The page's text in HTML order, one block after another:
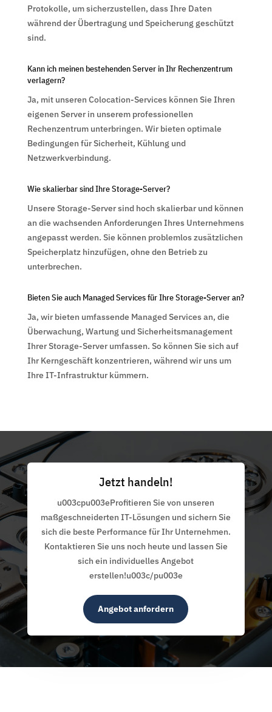
Protokolle, um sicherzustellen, dass Ihre Daten
während der Übertragung und Speicherung geschützt
sind.
Kann ich meinen bestehenden Server in Ihr Rechenzentrum
verlagern?
Ja, mit unseren Colocation-Services können Sie Ihren
eigenen Server in unserem professionellen
Rechenzentrum unterbringen. Wir bieten optimale
Bedingungen für Sicherheit, Kühlung und
Netzwerkverbindung.
Wie skalierbar sind Ihre Storage-Server?
Unsere Storage-Server sind hoch skalierbar und können
an die wachsenden Anforderungen Ihres Unternehmens
angepasst werden. Sie können problemlos zusätzlichen
Speicherplatz hinzufügen, ohne den Betrieb zu
unterbrechen.
Bieten Sie auch Managed Services für Ihre Storage-Server an?
Ja, wir bieten umfassende Managed Services an, die
Überwachung, Wartung und Sicherheitsmanagement
Ihrer Storage-Server umfassen. So können Sie sich auf
Ihr Kerngeschäft konzentrieren, während wir uns um
Ihre IT-Infrastruktur kümmern.
Jetzt handeln!
u003cpu003eProfitieren Sie von unseren
maßgeschneiderten IT-Lösungen und sichern Sie
sich die beste Performance für Ihr Unternehmen.
Kontaktieren Sie uns noch heute und lassen Sie
sich ein individuelles Angebot
erstellen!u003c/pu003e
Angebot anfordern